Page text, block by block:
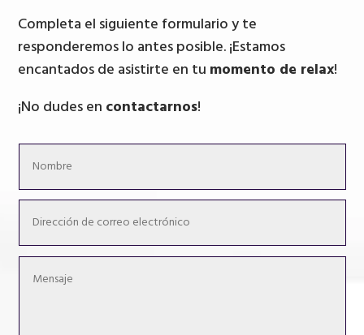
Completa el siguiente formulario y te
responderemos lo antes posible. ¡Estamos
encantados de asistirte en tu momento de relax!
¡No dudes en contactarnos!